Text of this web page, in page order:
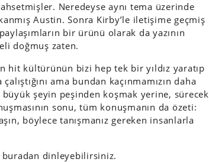
Neredeyse aynı tema üzerinde
Austin. Sonra Kirby’le iletişime geçmiş
bir ürünü olarak da yazının
doğmuş zaten.
hit kültürünün bizi hep tek bir yıldız yaratıp
ama bundan kaçınmamızın daha
büyük şeyin peşinden koşmak yerine, sürecek
sonu, tüm konuşmanın da özeti:
böylece tanışmanız gereken insanlarla
dinleyebilirsiniz.